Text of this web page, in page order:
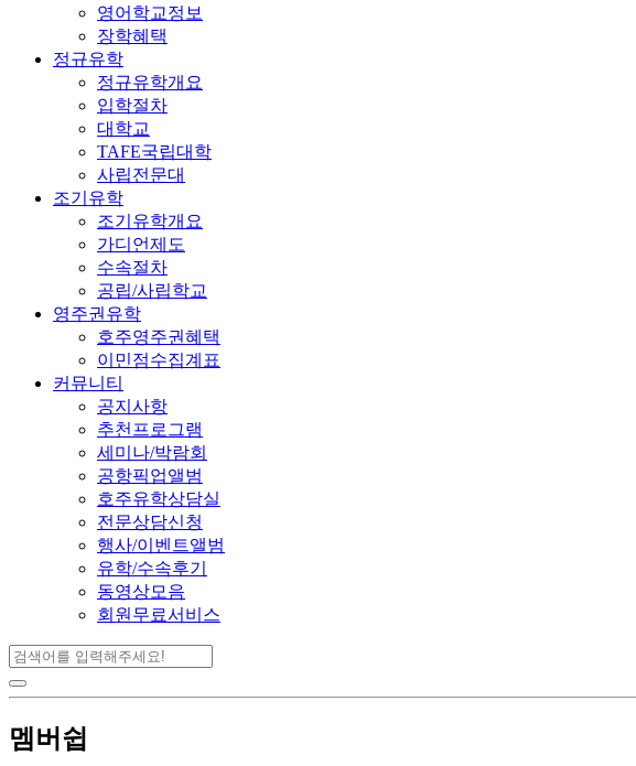
영어학교정보
장학혜택
정규유학
정규유학개요
입학절차
대학교
TAFE국립대학
사립전문대
조기유학
조기유학개요
가디언제도
수속절차
공립/사립학교
영주권유학
호주영주권혜택
이민점수집계표
커뮤니티
공지사항
추천프로그램
세미나/박람회
공항픽업앨범
호주유학상담실
전문상담신청
행사/이벤트앨범
유학/수속후기
동영상모음
회원무료서비스
멤버쉽